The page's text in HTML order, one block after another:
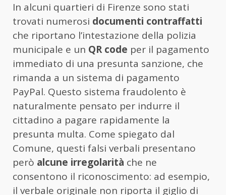
In alcuni quartieri di Firenze sono stati
trovati numerosi documenti contraffatti
che riportano l’intestazione della polizia
municipale e un QR code per il pagamento
immediato di una presunta sanzione, che
rimanda a un sistema di pagamento
PayPal. Questo sistema fraudolento è
naturalmente pensato per indurre il
cittadino a pagare rapidamente la
presunta multa. Come spiegato dal
Comune, questi falsi verbali presentano
però alcune irregolarità che ne
consentono il riconoscimento: ad esempio,
il verbale originale non riporta il giglio di